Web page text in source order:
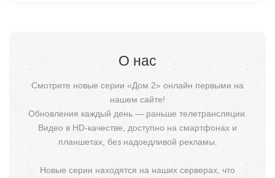
О нас
Смотрите новые серии «Дом 2» онлайн первыми на
нашем сайте!
Обновления каждый день — раньше телетрансляции.
Видео в HD-качестве, доступно на смартфонах и
планшетах, без надоедливой рекламы.
Новые серии находятся на наших серверах, что